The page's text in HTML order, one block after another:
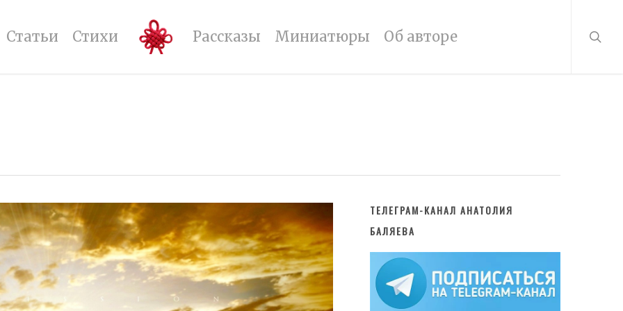
Статьи Стихи Рассказы Миниатюры Об авторе
ТЕЛЕГРАМ-КАНАЛ АНАТОЛИЯ
БАЛЯЕВА